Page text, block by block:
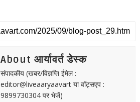
About आर्यावर्त डेस्क
संपादकीय (खबर/विज्ञप्ति ईमेल :
editor@liveaaryaavart या वॉट्सएप :
9899730304 पर भेजें)